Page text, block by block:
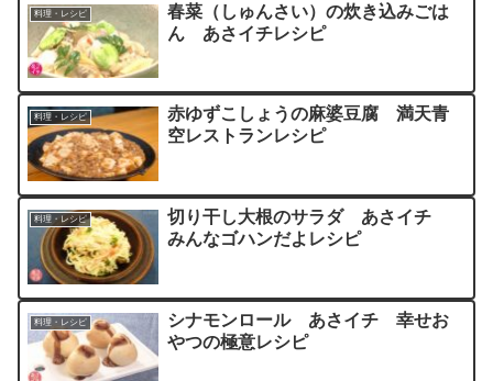
料理・レシピ
春菜（しゅんさい）の炊き込みごは
ん あさイチレシピ
料理・レシピ
赤ゆずこしょうの麻婆豆腐 満天青
空レストランレシピ
料理・レシピ
切り干し大根のサラダ あさイチ
みんなゴハンだよレシピ
料理・レシピ
シナモンロール あさイチ 幸せお
やつの極意レシピ